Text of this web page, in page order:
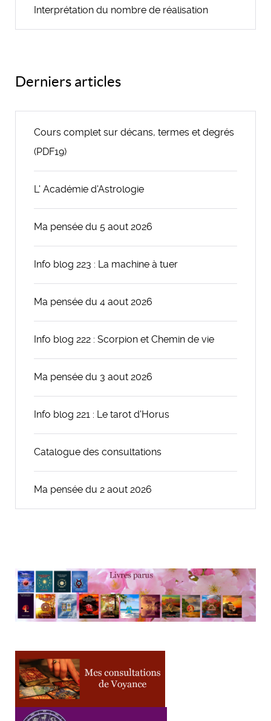
Interprétation du nombre de réalisation
Derniers articles
Cours complet sur décans, termes et degrés
(PDF19)
L' Académie d'Astrologie
Ma pensée du 5 aout 2026
Info blog 223 : La machine à tuer
Ma pensée du 4 aout 2026
Info blog 222 : Scorpion et Chemin de vie
Ma pensée du 3 aout 2026
Info blog 221 : Le tarot d'Horus
Catalogue des consultations
Ma pensée du 2 aout 2026